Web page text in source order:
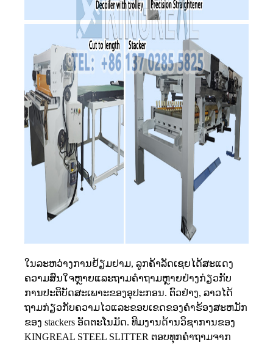
ໃນລະຫວ່າງການຢ້ຽມຢາມ, ລູກຄ້າລັດເຊຍໄດ້ສະແດງ
ຄວາມສົນໃຈຫຼາຍແລະຖາມຄໍາຖາມຫຼາຍຢ່າງກ່ຽວກັບ
ການປະຕິບັດສະເພາະຂອງອຸປະກອນ. ຕົວຢ່າງ, ລາວໄດ້
ຖາມກ່ຽວກັບຄວາມໄວແລະຂອບເຂດຂອງຄໍາຮ້ອງສະຫມັກ
ຂອງ stackers ອັດຕະໂນມັດ. ທີມງານດ້ານວິຊາການຂອງ
KINGREAL STEEL SLITTER ຕອບທຸກຄໍາຖາມຈາກ